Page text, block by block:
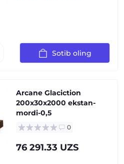
Sotib oling
Arcane Glaciction
200x30x2000 ekstan-
mordi-0,5
0
76 291.33 UZS